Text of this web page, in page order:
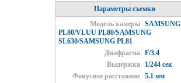
Параметры съемки
Модель камеры
SAMSUNG
PL80/VLUU PL80/SAMSUNG
SL630/SAMSUNG PL81
Диафрагма
F/3.4
Выдержка
1/244 сек
Фокусное расстояние
5.1 мм